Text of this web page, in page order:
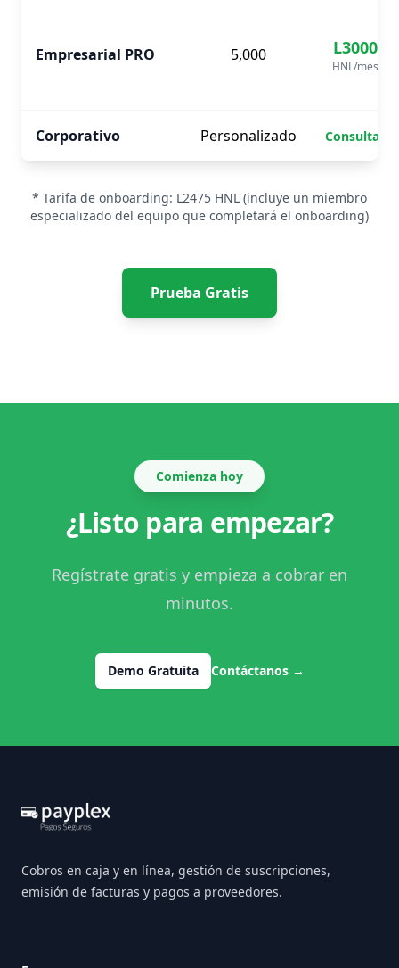
Empresarial PRO 5,000 L3000
HNL/mes
Corporativo Personalizado Consultar
* Tarifa de onboarding: L2475 HNL (incluye un miembro
especializado del equipo que completará el onboarding)
Prueba Gratis
Comienza hoy
¿Listo para empezar?
Regístrate gratis y empieza a cobrar en
minutos.
Demo Gratuita Contáctanos →
Cobros en caja y en línea, gestión de suscripciones,
emisión de facturas y pagos a proveedores.